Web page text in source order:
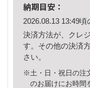
納期目安：
2026.08.13 13:49頃
決済方法が、クレ
す。その他の決済
さい。
※土・日・祝日の注
のお届けにお時間